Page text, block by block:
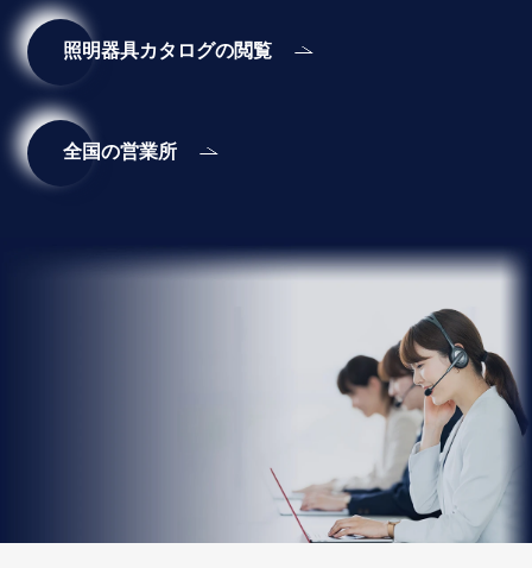
照明器具カタログの閲覧
全国の営業所